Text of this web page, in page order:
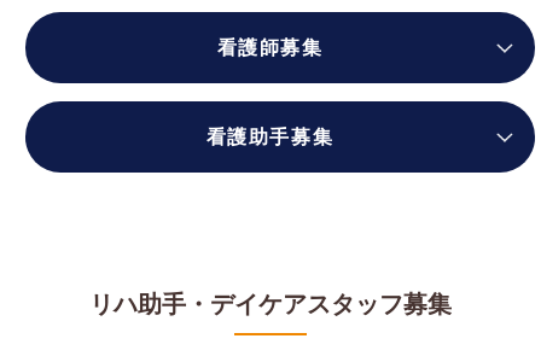
看護師募集
看護助手募集
リハ助手・デイケアスタッフ募集